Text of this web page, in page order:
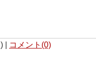
) | コメント(0)